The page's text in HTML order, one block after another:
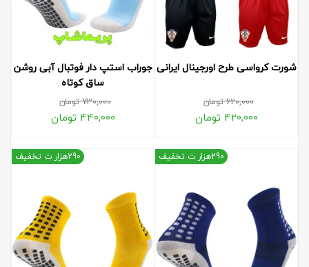
شورت کرواسی طرح اورجینال ایرانی
620,000تومان
420,000 تومان
جوراب استپ دار فوتبال آبی روشن
ساق کوتاه
730,000تومان
440,000 تومان
290هزار ت تخفیف 290هزار ت تخفیف